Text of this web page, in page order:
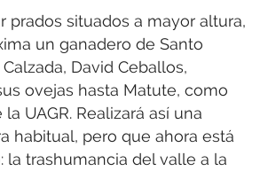
prados situados a mayor altura,
un ganadero de Santo
David Ceballos,
ovejas hasta Matute, como
UAGR. Realizará así una
habitual, pero que ahora está
la trashumancia del valle a la